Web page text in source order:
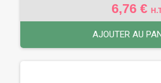
6,76 €
AJOUTER AU